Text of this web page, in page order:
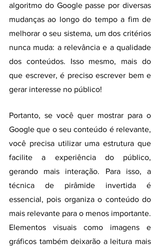
algoritmo do Google passe por diversas
mudanças ao longo do tempo a fim de
melhorar o seu sistema, um dos critérios
nunca muda: a relevância e a qualidade
dos conteúdos. Isso mesmo, mais do
que escrever, é preciso escrever bem e
gerar interesse no público!
Portanto, se você quer mostrar para o
Google que o seu conteúdo é relevante,
você precisa utilizar uma estrutura que
facilite a experiência do público,
gerando mais interação. Para isso, a
técnica de pirâmide invertida é
essencial, pois organiza o conteúdo do
mais relevante para o menos importante.
Elementos visuais como imagens e
gráficos também deixarão a leitura mais